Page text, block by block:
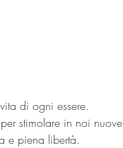
di ogni essere.
stimolare in noi nuove
e piena libertà.